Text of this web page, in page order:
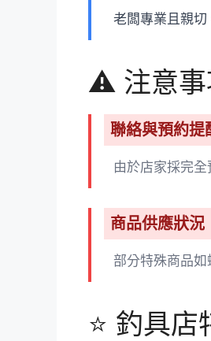
老闆專業且親切
⚠️ 注意事
聯絡與預約提
由於店家採完
商品供應狀況
部分特殊商品
⭐ 釣具店